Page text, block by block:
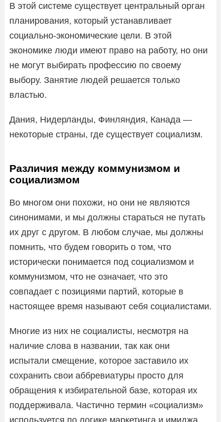
В этой системе существует центральный орган
планирования, который устанавливает
социально-экономические цели. В этой
экономике люди имеют право на работу, но они
не могут выбирать профессию по своему
выбору. Занятие людей решается только
властью.
Дания, Нидерланды, Финляндия, Канада —
некоторые страны, где существует социализм.
Различия между коммунизмом и
социализмом
Во многом они похожи, но они не являются
синонимами, и мы должны стараться не путать
их друг с другом. В любом случае, мы должны
помнить, что будем говорить о том, что
исторически понимается под социализмом и
коммунизмом, что не означает, что это
совпадает с позициями партий, которые в
настоящее время называют себя социалистами.
Многие из них не социалисты, несмотря на
наличие слова в названии, так как они
испытали смещение, которое заставило их
сохранить свои аббревиатуры просто для
обращения к избирательной базе, которая их
поддерживала. Частично термин «социализм»
используется по логике маркетинга и имиджа